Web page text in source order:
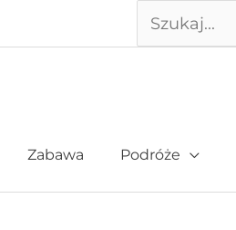
Szukaj
Zabawa Podróże